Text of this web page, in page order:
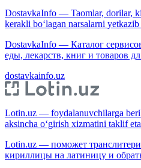
DostavkaInfo — Taomlar, dorilar,
kerakli bo‘lagan narsalarni
DostavkaInfo — Каталог
еды, лекарств, книг и товаров
dostavkainfo.uz
Lotin.uz — foydalanuvchilarga
aksincha o‘girish xizmatini taklif
Lotin.uz — поможет
кириллицы на латиницу и